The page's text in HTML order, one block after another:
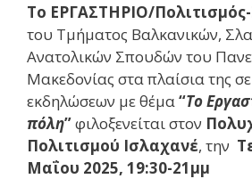
To EΡΓΑΣΤΗΡΙΟ/
του Τμήματος Βαλκανικών,
Ανατολικών Σπουδών του
Μακεδονίας στα πλαίσια της
εκδηλώσεων με θέμα“Το
πόλη”φιλοξενείται στον
Πολιτισμού Ισλαχανέ, την
Μαΐου 2025, 19:30-21μμ